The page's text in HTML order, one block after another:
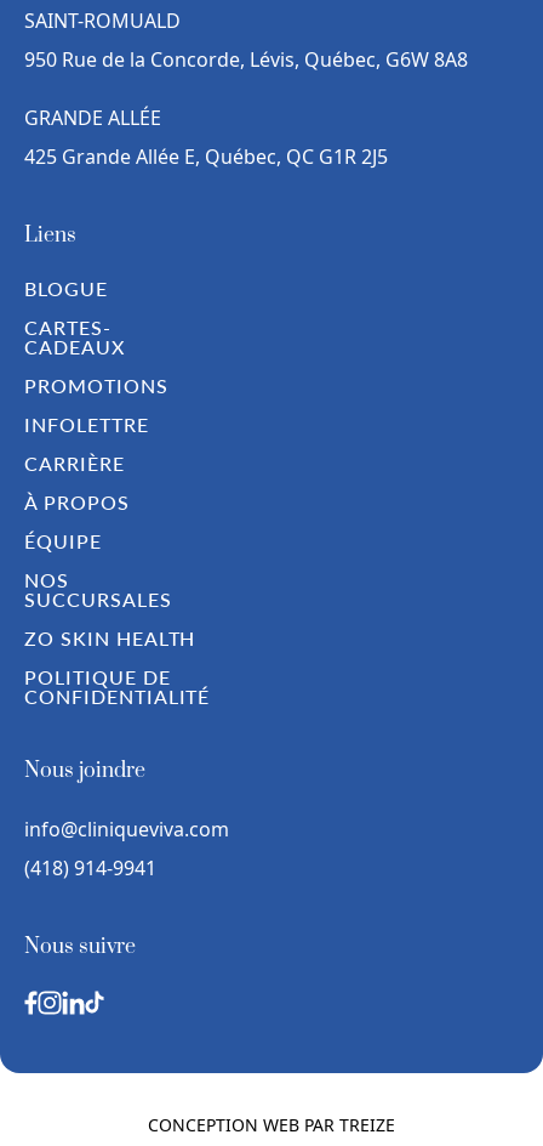
SAINT-ROMUALD
950 Rue de la Concorde, Lévis, Québec, G6W 8A8
GRANDE ALLÉE
425 Grande Allée E, Québec, QC G1R 2J5
Liens
BLOGUE
CARTES-
CADEAUX
PROMOTIONS
INFOLETTRE
CARRIÈRE
À PROPOS
ÉQUIPE
NOS
SUCCURSALES
ZO SKIN HEALTH
POLITIQUE DE
CONFIDENTIALITÉ
Nous joindre
info@cliniqueviva.com
(418) 914-9941
Nous suivre
CONCEPTION WEB PAR TREIZE